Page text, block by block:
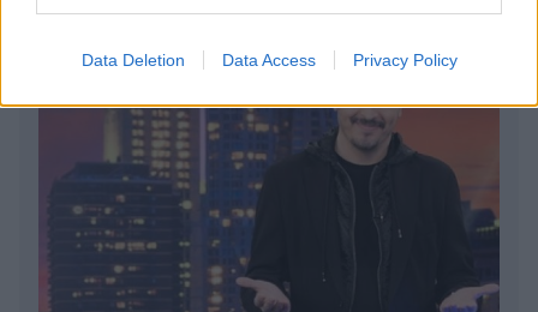
Data Deletion Data Access Privacy Policy